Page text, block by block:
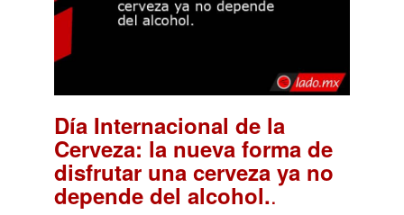
Día Internacional de la
Cerveza: la nueva forma de
disfrutar una cerveza ya no
depende del alcohol..